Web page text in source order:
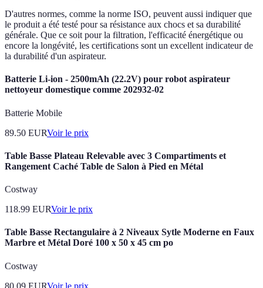
D'autres normes, comme la norme ISO, peuvent aussi indiquer que
le produit a été testé pour sa résistance aux chocs et sa durabilité
générale. Que ce soit pour la filtration, l'efficacité énergétique ou
encore la longévité, les certifications sont un excellent indicateur de
la durabilité d'un aspirateur.
Batterie Li-ion - 2500mAh (22.2V) pour robot aspirateur
nettoyeur domestique comme 202932-02
Batterie Mobile
89.50 EURVoir le prix
Table Basse Plateau Relevable avec 3 Compartiments et
Rangement Caché Table de Salon à Pied en Métal
Costway
118.99 EURVoir le prix
Table Basse Rectangulaire à 2 Niveaux Sytle Moderne en Faux
Marbre et Métal Doré 100 x 50 x 45 cm po
Costway
80.09 EURVoir le prix